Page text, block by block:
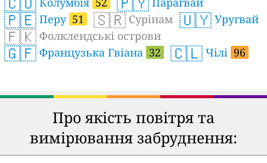
🇵🇪 Перу 51 🇸🇷 Сурінам 🇺🇾 Уругвай
🇫🇰 Фолклендські острови
🇬🇫 Французька Гвіана 32 🇨🇱 Чілі 96
Про якість повітря та
вимірювання забруднення: